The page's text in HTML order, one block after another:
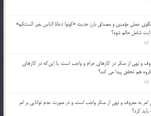
عملي مؤمنين و مصداق بارز حديث «كونوا دعاة الناس بغير السنتكم»
شامل حالم شود؟
و نهي از منكر در كارهاي حرام و واجب است، يا اين‌كه در كارهاي
هم تحقق پيدا مي كند؟
امر به معروف و نهي از منکر واجب است، و در صورت عدم توانايي بر امر
کرد؟